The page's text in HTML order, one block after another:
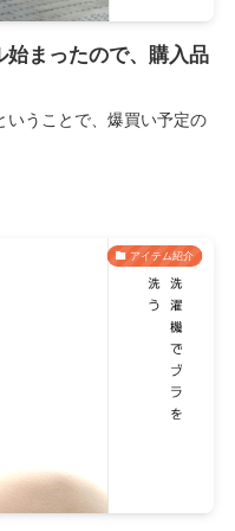
始まったので、購入品
いうことで、爆買い予定の
アイテム紹介